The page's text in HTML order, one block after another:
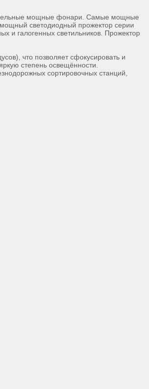
мощные фонари. Самые мощные
светодиодный прожектор серии
и галогенных светильников. Прожектор
что позволяет сфокусировать и
степень освещённости.
сортировочных станций,